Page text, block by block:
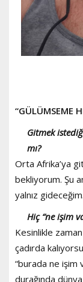
“GÜLÜMSEME
Gitmek
mı?
Orta Afrika’ya
bekliyorum. Şu
yalnız gideceğim.
Hiç “ne işim
Kesinlikle
çadırda
“burada ne işim
durağında